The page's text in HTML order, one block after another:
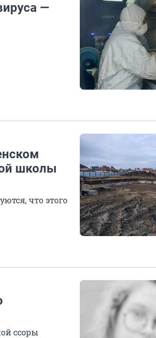
—
школы
что этого
ссоры